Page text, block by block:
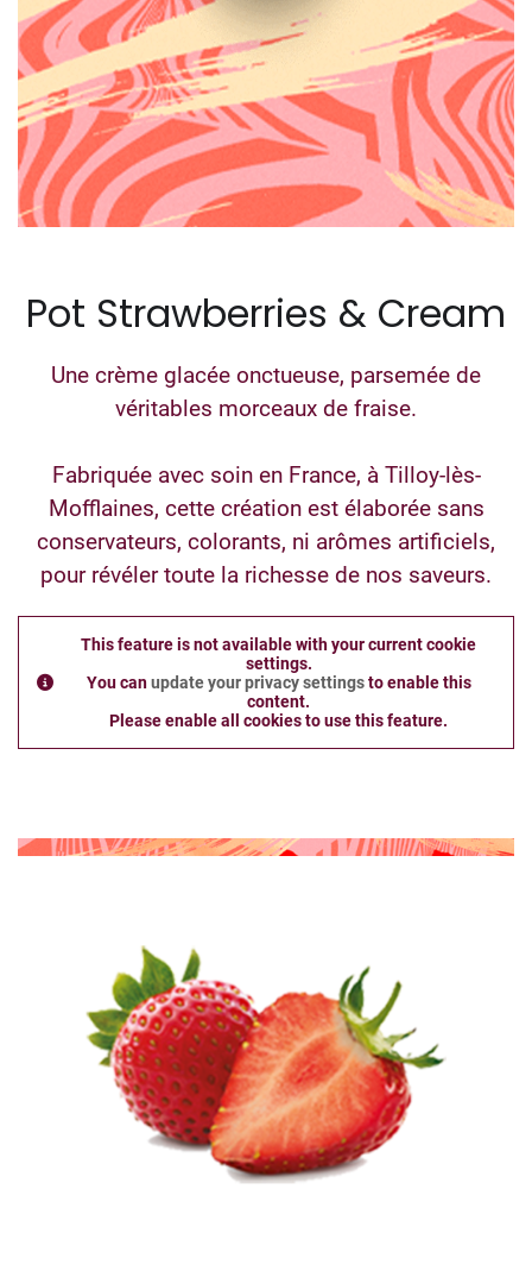
Pot Strawberries & Cream
Une crème glacée onctueuse, parsemée de
véritables morceaux de fraise.
Fabriquée avec soin en France, à Tilloy-lès-
Mofflaines, cette création est élaborée sans
conservateurs, colorants, ni arômes artificiels,
pour révéler toute la richesse de nos saveurs.
This feature is not available with your current cookie
settings.
You canupdate your privacy settingsto enable this
content.
Please enable all cookies to use this feature.